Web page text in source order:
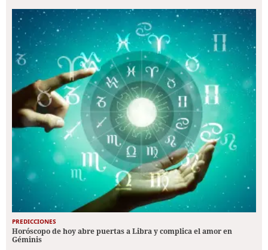
PREDICCIONES
Horóscopo de hoy abre puertas a Libra y complica el amor en
Géminis